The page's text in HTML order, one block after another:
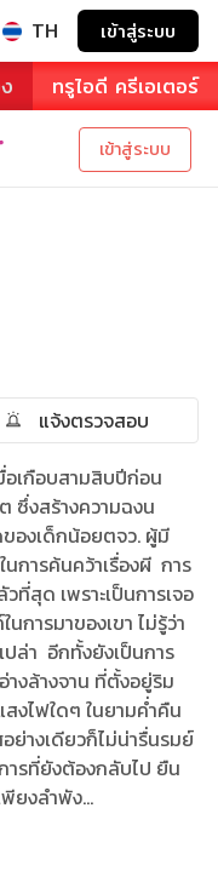
TH เข้าสู่ระบบ
ทรูไอดี ครีเอเตอร์
เข้าสู่ระบบ
แจ้งตรวจสอบ
อเกือบสามสิบปีก่อน
ซึ่งสร้างความฉงน
งเด็กน้อยตจว. ผู้มี
การค้นคว้าเรื่องผี การ
ที่สุด เพราะเป็นการเจอ
การมาของเขา ไม่รู้ว่า
ปล่า อีกทั้งยังเป็นการ
งล้างจาน ที่ตั้งอยู่ริม
งไฟใดๆ ในยามค่ำคืน
ย่างเดียวก็ไม่น่ารื่นรมย์
ารที่ยังต้องกลับไป ยืน
ยงลำพัง...